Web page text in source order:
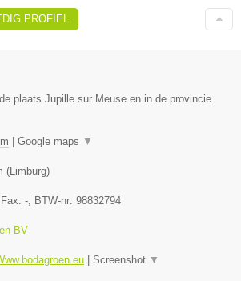
PROFIEL
plaats Jupille sur Meuse en in de provincie
Google maps ▼
(Limburg)
-, BTW-nr: 98832794
BV
Screenshot ▼